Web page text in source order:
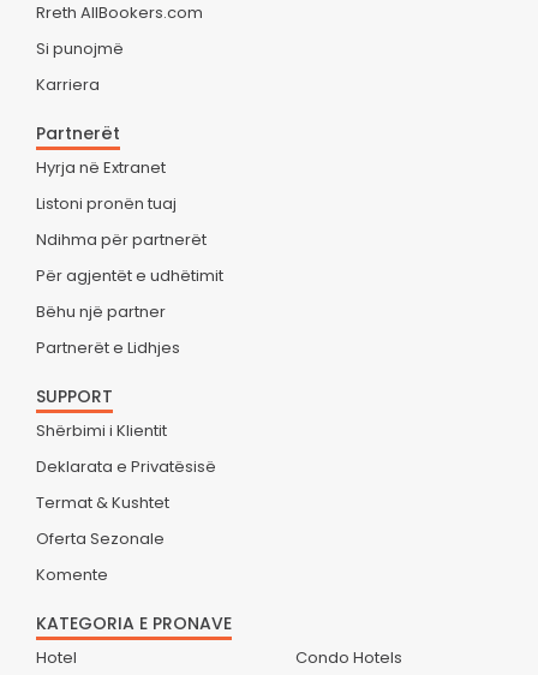
Rreth AllBookers.com
Si punojmë
Karriera
Partnerët
Hyrja në Extranet
Listoni pronën tuaj
Ndihma për partnerët
Për agjentët e udhëtimit
Bëhu një partner
Partnerët e Lidhjes
SUPPORT
Shërbimi i Klientit
Deklarata e Privatësisë
Termat & Kushtet
Oferta Sezonale
Komente
KATEGORIA E PRONAVE
Hotel
Condo Hotels